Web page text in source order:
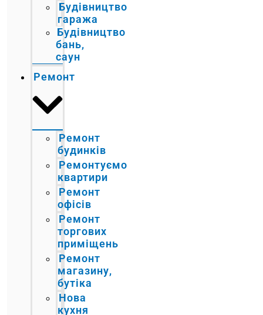
Будівництво
гаража
Будівництво
бань,
саун
Ремонт
Ремонт
будинків
Ремонтуємо
квартири
Ремонт
офісів
Ремонт
торгових
приміщень
Ремонт
магазину,
бутіка
Нова
кухня